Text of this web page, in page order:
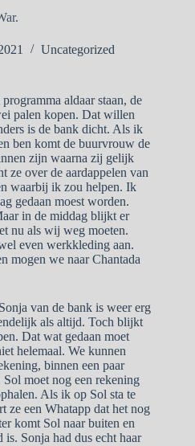
Uncategorized
aldaar staan, de
palen kopen. Dat willen
is de bank dicht. Als ik
ben komt de buurvrouw de
zijn waarna zij gelijk
over de aardappelen van
waarbij ik zou helpen. Ik
gedaan moest worden.
in de middag blijkt er
nu als wij weg moeten.
even werkkleding aan.
mogen we naar Chantada
van de bank is weer erg
als altijd. Toch blijkt
Dat wat gedaan moet
helemaal. We kunnen
binnen een paar
moet nog een rekening
Als ik op Sol sta te
ze een Whatapp dat het nog
komt Sol naar buiten en
Sonja had dus echt haar